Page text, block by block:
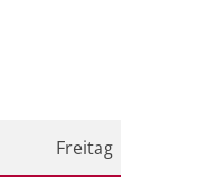
Freitag